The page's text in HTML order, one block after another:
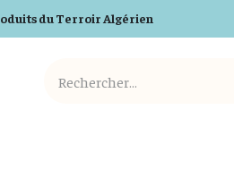
du Terroir Algérien